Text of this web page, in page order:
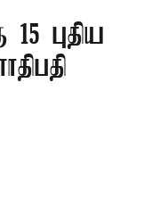
புதிய